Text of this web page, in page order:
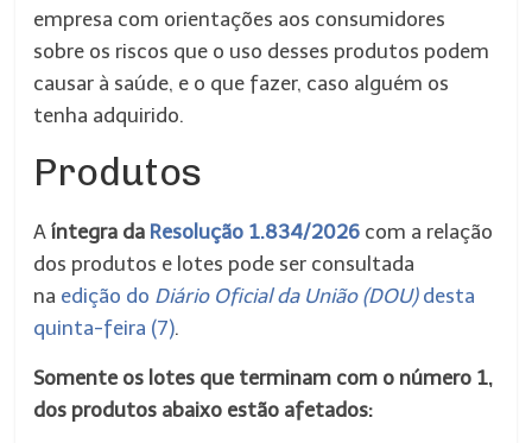
empresa com orientações aos consumidores
sobre os riscos que o uso desses produtos podem
causar à saúde, e o que fazer, caso alguém os
tenha adquirido.
Produtos
Aíntegra da Resolução 1.834/2026 com a relação
dos produtos e lotes pode ser consultada
na edição do Diário Oficial da União (DOU)desta
quinta-feira (7).
Somente os lotes que terminam com o número 1,
dos produtos abaixo estão afetados: